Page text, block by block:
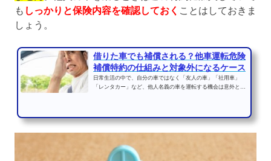
も しっかりと保険内容を確認しておく ことはしておきま
しょう。
借りた車でも補償される？他車運転危険
補償特約の仕組みと対象外になるケース
日常生活の中で、自分の車ではなく「友人の車」「社用車」
「レンタカー」など、他人名義の車を運転する機会は意外と多